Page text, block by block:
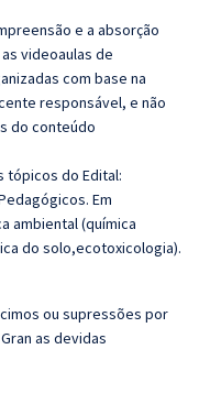
e a absorção
videoaulas de
com base na
responsável, e não
do conteúdo
tópicos do Edital:
Em
ambiental (química
do solo,ecotoxicologia).
ou supressões por
as devidas